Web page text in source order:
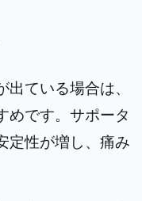
ている場合は、
めです。サポータ
定性が増し、痛み